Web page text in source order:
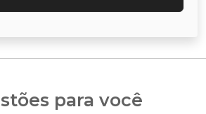
para você